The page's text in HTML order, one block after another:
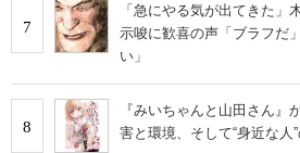
7
「急にやる気が出てきた」
示唆に歓喜の声「ブラフだ
い」
8
『みいちゃんと山田さん
害と環境、そして“身近な人